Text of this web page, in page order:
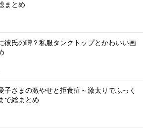
まとめ
彼氏の噂？私服タンクトップとかわいい画
子さまの激やせと拒食症～激太りでふっく
で総まとめ